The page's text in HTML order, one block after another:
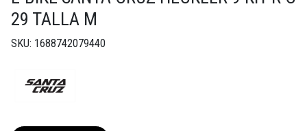
29 TALLA M
SKU: 1688742079440